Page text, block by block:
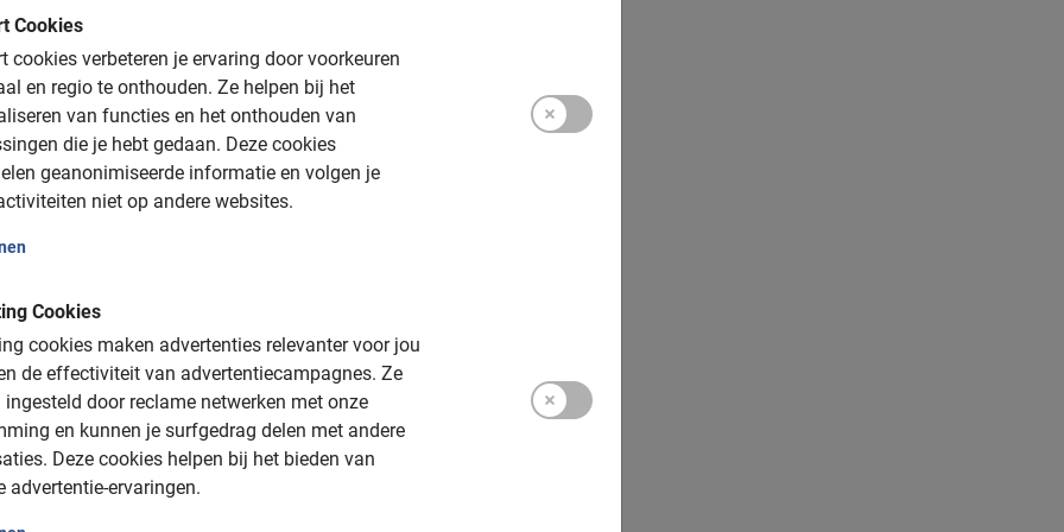
Cookies
cookies verbeteren je ervaring door voorkeuren
en regio te onthouden. Ze helpen bij het
van functies en het onthouden van
die je hebt gedaan. Deze cookies
geanonimiseerde informatie en volgen je
niet op andere websites.
Cookies
cookies maken advertenties relevanter voor jou
de effectiviteit van advertentiecampagnes. Ze
ingesteld door reclame netwerken met onze
en kunnen je surfgedrag delen met andere
Deze cookies helpen bij het bieden van
advertentie-ervaringen.
fietstour
kan dit eenvoudig en veilig via het
wacht je nog op?De fiets is inclusief.
met kinderen?
kinderen te bezoeken vanwege de vele
ervaringen die de stad te bieden heeft.
Berlijn met kinderen een goed idee
Berlijn heeft een rijke geschiedenis
voor kinderen, waaronder een
Checkpoint Charlie en het Joods